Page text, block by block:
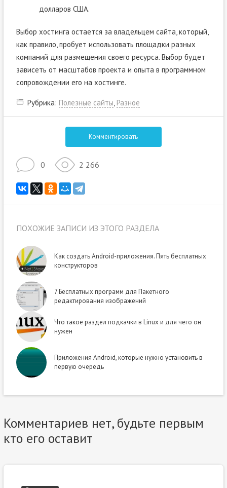
долларов США.
Выбор хостинга остается за владельцем сайта, который,
как правило, пробует использовать площадки разных
компаний для размещения своего ресурса. Выбор будет
зависеть от масштабов проекта и опыта в программном
сопровождении его на хостинге.
Рубрика: Полезные сайты, Разное
Комментировать
0 2 266
ПОХОЖИЕ ЗАПИСИ ИЗ ЭТОГО РАЗДЕЛА
Как создать Android-приложения. Пять бесплатных
конструкторов
7 Бесплатных программ для Пакетного
редактирования изображений
Что такое раздел подкачки в Linux и для чего он
нужен
Приложения Android, которые нужно установить в
первую очередь
Комментариев нет, будьте первым
кто его оставит